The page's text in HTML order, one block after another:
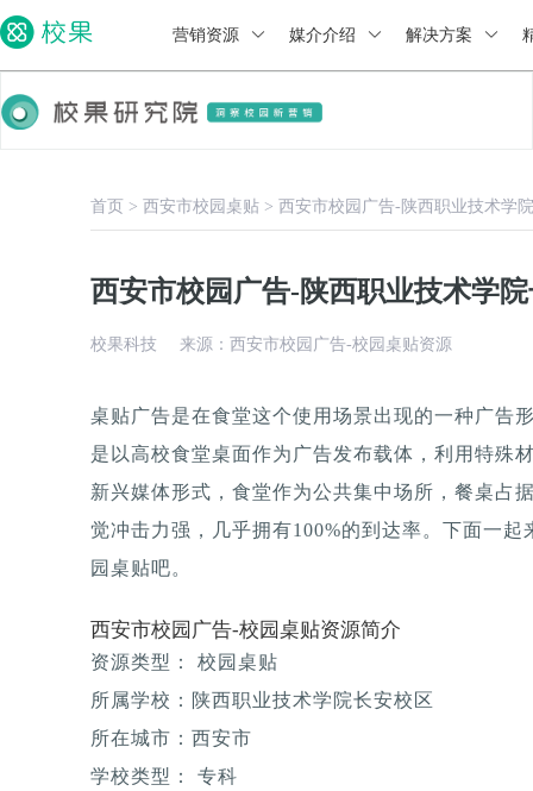
营销资源 媒介介绍 解决方案
首页 > 西安市校园桌贴 > 西安市校园广告-陕西职业技术学
西安市校园广告-陕西职业技术学
校果科技 来源：西安市校园广告-校园桌贴资源
桌贴广告是在食堂这个使用场景出现的一种广告
是以高校食堂桌面作为广告发布载体，利用特殊
新兴媒体形式，食堂作为公共集中场所，餐桌占
觉冲击力强，几乎拥有100%的到达率。下面一
园桌贴吧。
西安市校园广告-校园桌贴资源简介
资源类型： 校园桌贴
所属学校：陕西职业技术学院长安校区
所在城市：西安市
学校类型： 专科